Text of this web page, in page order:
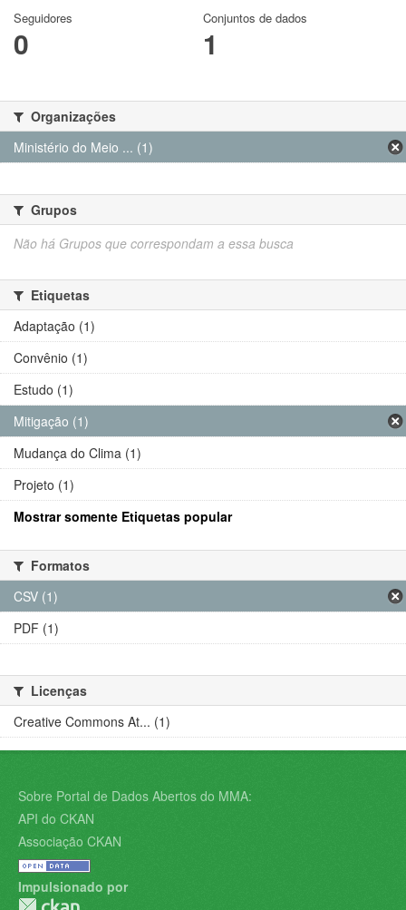
Seguidores
0
Conjuntos de dados
1
Organizações
Ministério do Meio ... (1)
Grupos
Não há Grupos que correspondam a essa busca
Etiquetas
Adaptação (1)
Convênio (1)
Estudo (1)
Mitigação (1)
Mudança do Clima (1)
Projeto (1)
Mostrar somente Etiquetas popular
Formatos
CSV (1)
PDF (1)
Licenças
Creative Commons At... (1)
Sobre Portal de Dados Abertos do MMA:
API do CKAN
Associação CKAN
Impulsionado por